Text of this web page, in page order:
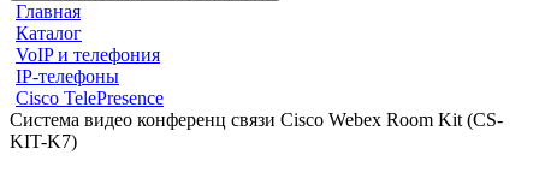
Главная
Каталог
VoIP и телефония
IP-телефоны
Cisco TelePresence
Система видео конференц связи Cisco Webex Room Kit (CS-
KIT-K7)